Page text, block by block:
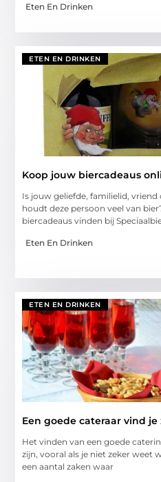
Eten En Drinken
ETEN EN DRINKEN
Koop jouw biercadeaus
Is jouw geliefde, familielid,
houdt deze persoon veel van
biercadeaus vinden bij
Eten En Drinken
ETEN EN DRINKEN
Een goede cateraar vind je
Het vinden van een goede
zijn, vooral als je niet zeker weet
een aantal zaken waar